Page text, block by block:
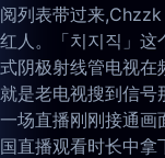
阅列表带过来
红人。「치지직」这
式阴极射线管电视在
就是老电视搜到信
一场直播刚刚接通
国直播观看时长中